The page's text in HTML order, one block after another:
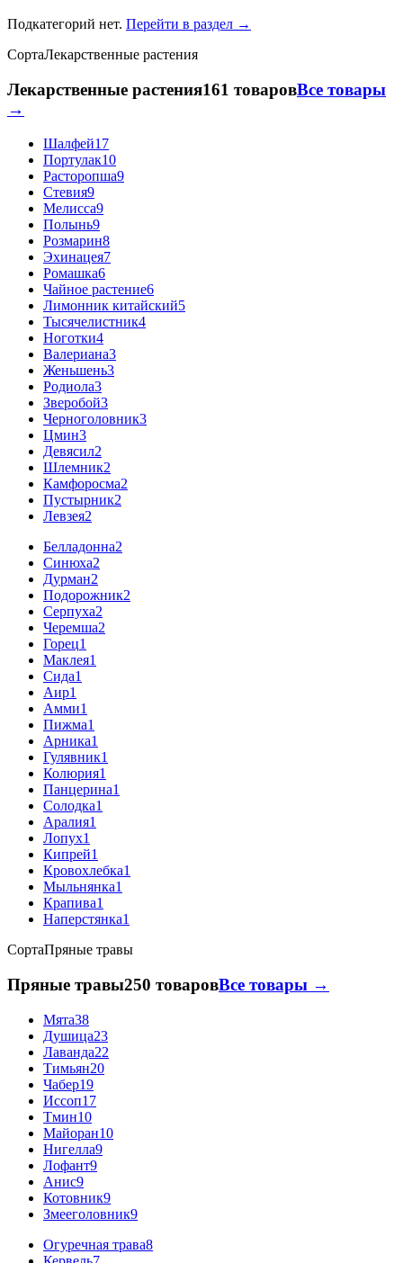
Подкатегорий нет. Перейти в раздел →
СортаЛекарственные растения
Лекарственные растения161 товаровВсе товары
→
Шалфей17
Портулак10
Расторопша9
Стевия9
Мелисса9
Полынь9
Розмарин8
Эхинацея7
Ромашка6
Чайное растение6
Лимонник китайский5
Тысячелистник4
Ноготки4
Валериана3
Женьшень3
Родиола3
Зверобой3
Черноголовник3
Цмин3
Девясил2
Шлемник2
Камфоросма2
Пустырник2
Левзея2
Белладонна2
Синюха2
Дурман2
Подорожник2
Серпуха2
Черемша2
Горец1
Маклея1
Сида1
Аир1
Амми1
Пижма1
Арника1
Гулявник1
Колюрия1
Панцерина1
Солодка1
Аралия1
Лопух1
Кипрей1
Кровохлебка1
Мыльнянка1
Крапива1
Наперстянка1
СортаПряные травы
Пряные травы250 товаровВсе товары →
Мята38
Душица23
Лаванда22
Тимьян20
Чабер19
Иссоп17
Тмин10
Майоран10
Нигелла9
Лофант9
Анис9
Котовник9
Змееголовник9
Огуречная трава8